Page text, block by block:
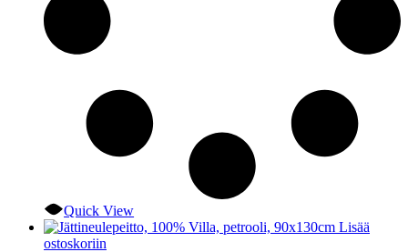
Quick View
Lisää
ostoskoriin